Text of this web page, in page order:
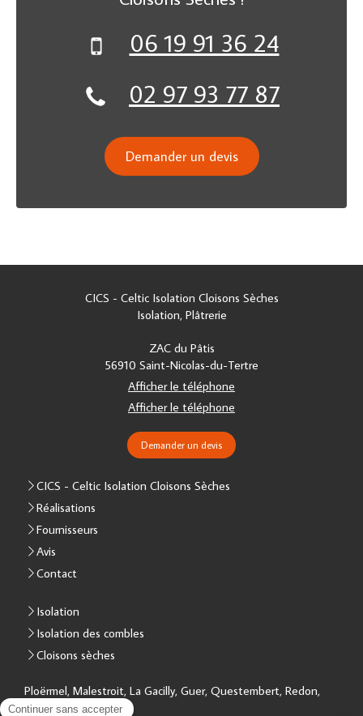
06 19 91 36 24
02 97 93 77 87
Demander un devis
CICS - Celtic Isolation Cloisons Sèches
Isolation, Plâtrerie
ZAC du Pâtis
56910 Saint-Nicolas-du-Tertre
Afficher le téléphone
Afficher le téléphone
Demander un devis
CICS - Celtic Isolation Cloisons Sèches
Réalisations
Fournisseurs
Avis
Contact
Isolation
Isolation des combles
Cloisons sèches
Ploërmel, Malestroit, La Gacilly, Guer, Questembert, Redon,
Vannes